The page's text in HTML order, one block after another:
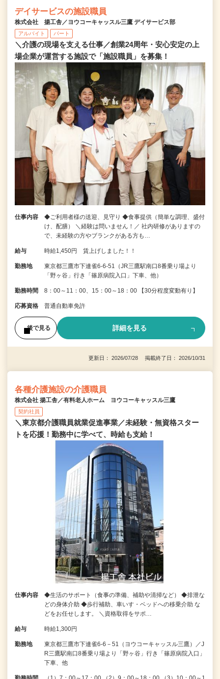
デイサービスの施設職員
株式会社 揚工舎／ヨウコーキャッスル三鷹 デイサービス部
アルバイト パート
＼介護の現場を支える仕事／創業24周年・安心安定の上
場企業が運営する施設で「施設職員」を募集！
仕事内容
◆ご利用者様の送迎、見守り ◆食事提供（簡単な調理、盛付
け、配膳） ＼経験は問いません！／ 社内研修がありますの
で、未経験の方やブランクがある方も…
給与 時給1,450円 賃上げしました！！
勤務地
東京都三鷹市下連雀6-6-51（JR三鷹駅南口8番乗り場より
「野ヶ谷」行き「篠原病院入口」下車、他）
勤務時間 8：00～11：00、15：00～18：00 【30分程度変動有り】
応募資格 普通自動車免許
後で見る 詳細を見る
更新日： 2026/07/28 掲載終了日： 2026/10/31
各種介護施設の介護職員
株式会社 揚工舎／有料老人ホーム ヨウコーキャッスル三鷹
契約社員
＼東京都介護職員就業促進事業／未経験・無資格スター
トを応援！勤務中に学べて、時給も支給！
仕事内容
◆生活のサポート（食事の準備、補助や清掃など） ◆排泄な
どの身体介助 ◆歩行補助、車いす・ベッドへの移乗介助 な
どをお任せします。 ＼資格取得をサポ…
給与 時給1,300円
勤務地
東京都三鷹市下連雀6-6－51（ヨウコーキャッスル三鷹）／J
R三鷹駅南口8番乗り場より「野ヶ谷」行き「篠原病院入口」
下車、他